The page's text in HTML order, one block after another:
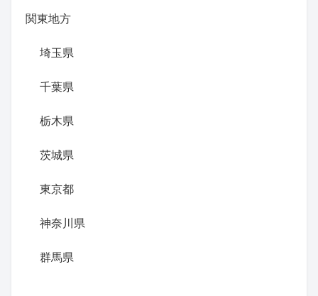
関東地方
埼玉県
千葉県
栃木県
茨城県
東京都
神奈川県
群馬県